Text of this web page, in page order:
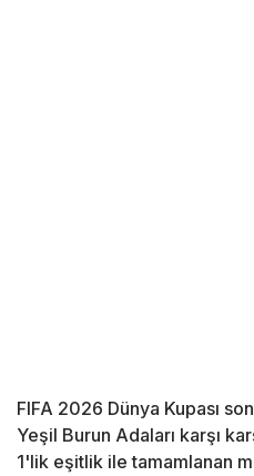
FIFA 2026 Dünya Kupası
Yeşil Burun Adaları karşı
1'lik eşitlik ile tamamlanan